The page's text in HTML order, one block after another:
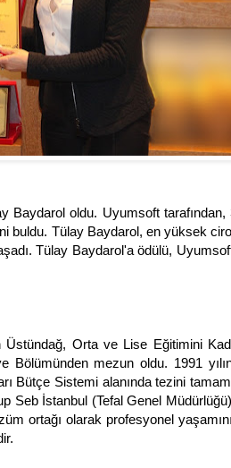
Baydarol oldu. Uyumsoft
buldu. Tülay Baydarol, en yüksek
Tülay Baydarol'a ödülü,
Orta ve Lise Eğitimini
Bölümünden mezun oldu. 1991
Bütçe Sistemi alanında tezini
İstanbul (Tefal Genel Müdürlüğü)
ortağı olarak profesyonel